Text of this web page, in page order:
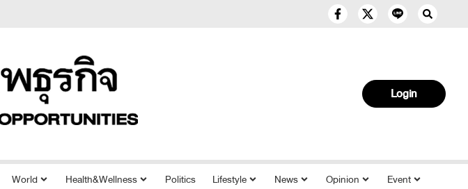
Login
World Health&Wellness Politics Lifestyle News Opinion Event